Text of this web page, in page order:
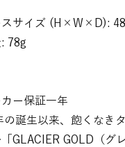
サイズ (H×W×D):
78g
ー保証一年
の誕生以来、飽くなき
GLACIER GOLD（グ